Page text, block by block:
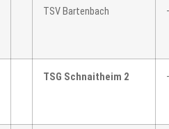
TSV Bartenbach
TSG Schnaitheim 2